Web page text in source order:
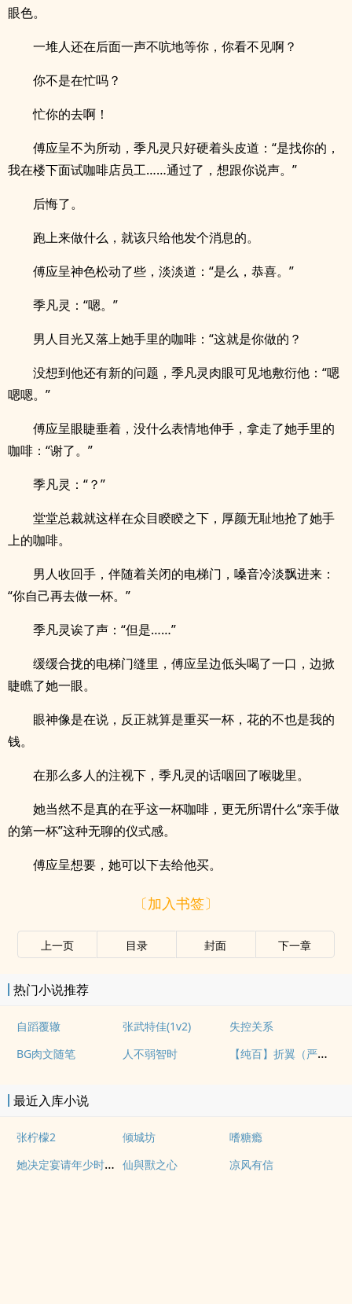
眼色。
一堆人还在后面一声不吭地等你，你看不见啊？
你不是在忙吗？
忙你的去啊！
傅应呈不为所动，季凡灵只好硬着头皮道：“是找你的，
我在楼下面试咖啡店员工……通过了，想跟你说声。”
后悔了。
跑上来做什么，就该只给他发个消息的。
傅应呈神色松动了些，淡淡道：“是么，恭喜。”
季凡灵：“嗯。”
男人目光又落上她手里的咖啡：“这就是你做的？
没想到他还有新的问题，季凡灵肉眼可见地敷衍他：“嗯
嗯嗯。”
傅应呈眼睫垂着，没什么表情地伸手，拿走了她手里的
咖啡：“谢了。”
季凡灵：“？”
堂堂总裁就这样在众目睽睽之下，厚颜无耻地抢了她手
上的咖啡。
男人收回手，伴随着关闭的电梯门，嗓音冷淡飘进来：
“你自己再去做一杯。”
季凡灵诶了声：“但是……”
缓缓合拢的电梯门缝里，傅应呈边低头喝了一口，边掀
睫瞧了她一眼。
眼神像是在说，反正就算是重买一杯，花的不也是我的
钱。
在那么多人的注视下，季凡灵的话咽回了喉咙里。
她当然不是真的在乎这一杯咖啡，更无所谓什么“亲手做
的第一杯”这种无聊的仪式感。
傅应呈想要，她可以下去给他买。
〔加入书签〕
上一页 目录 封面 下一章
热门小说推荐
自蹈覆辙 张武特佳(1v2)
失控关系
BG肉文随笔
人不弱智时 【纯百】折翼（严厉上司是小鸟）
最近入库小说
张柠檬2 倾城坊 嗜糖瘾
她决定宴请年少时的自己（1v1H） 仙與獸之心 凉风有信